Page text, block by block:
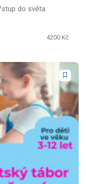
do světa
4200 Kč